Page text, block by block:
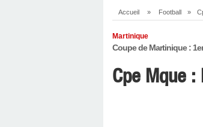
Accueil » Football »
Martinique
Coupe de Martinique :
Cpe Mque